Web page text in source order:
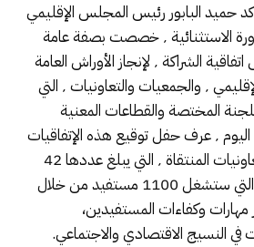
حميد البابور رئيس المجلس الإقليمي
لخنيفرة ٬ أن اشغال الدورة الاستثنائية ٬ خصصت بصفة عامة
للدراسة والمصادقة على اتفاقية الشراكة ٬ لإنجاز الأوراش العامة
المؤقتة بين المجلس الإقليمي ٬ والجمعيات والتعاونيات ٬ التي
المختصة والقطاعات المعنية
.وأضاف البابور٬ أن هذا اليوم ٬ عرف حفل توقيع هذه الإتفاقيات
٬ مع كل الجمعيات والتعاونيات المنتقاة ٬ التي يبلغ عددها 42
جمعية و4 تعاونيات ٬ والتي ستشغل 1100 مستفيد من خلال
مهارات وكفاءات المستفيدين،
في النسيج الاقتصادي والاجتماعي.